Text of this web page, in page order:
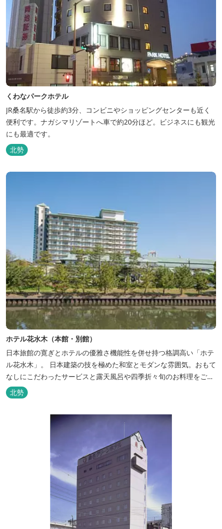
くわなパークホテル
JR桑名駅から徒歩約3分、コンビニやショッピングセンターも近く
便利です。ナガシマリゾートへ車で約20分ほど。ビジネスにも観光
にも最適です。
北勢
ホテル花水木（本館・別館）
日本旅館の寛ぎとホテルの優雅さ機能性を併せ持つ格調高い「ホテ
ル花水木」。 日本建築の技を極めた和室とモダンな雰囲気。おもて
なしにこだわったサービスと露天風呂や四季折々旬のお料理をご満
喫いただけます。
北勢